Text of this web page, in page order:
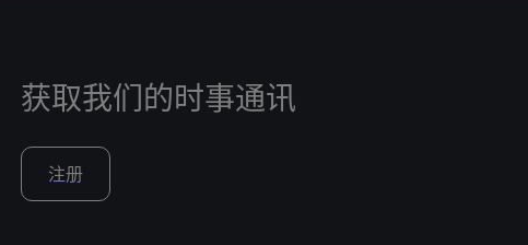
获取我们的时事通讯
注册